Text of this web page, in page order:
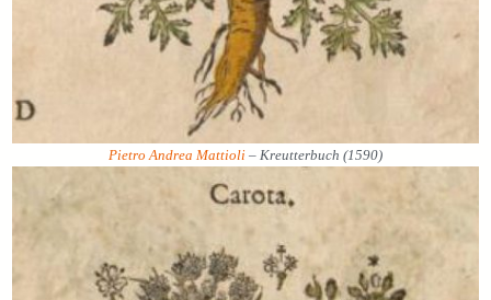
Pietro Andrea Mattioli – Kreutterbuch (1590)